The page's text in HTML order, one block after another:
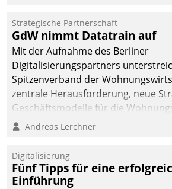
kommunale
gemeinsam mit der Berliner
Teilprozess der Objektsanierung
Strategische Partnerschaft
GdW nimmt Datatrain auf
Mit der Aufnahme des Berliner
Digitalisierungspartners
Spitzenverband der
zentrale Herausforderung, neue
Geschäftsmodelle für die
entwickeln.
Andreas Lerchner
Digitalisierung
Fünf Tipps für eine
Einführung